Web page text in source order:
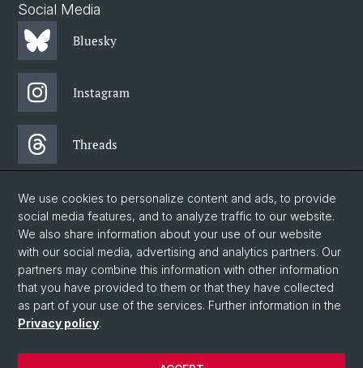
Social Media
Bluesky
Instagram
Threads
Facebook
Newsletter
© University of Basel
Faculty of Humanities and Social Sciences
Home
We use cookies to personalize content and ads, to provide
social media features, and to analyze traffic to our website.
We also share information about your use of our website
with our social media, advertising and analytics partners. Our
partners may combine this information with other information
that you have provided to them or that they have collected
as part of your use of the services. Further information in the
Privacy policy.